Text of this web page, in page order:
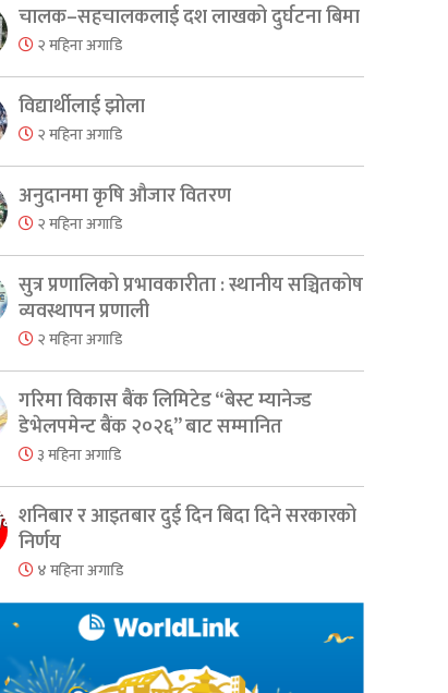
चालक–सहचालकलाई दश लाखको दुर्घटना बिमा
२ महिना अगाडि
विद्यार्थीलाई झोला
२ महिना अगाडि
अनुदानमा कृषि औजार वितरण
२ महिना अगाडि
सुत्र प्रणालिको प्रभावकारीता : स्थानीय सञ्चितकोष
व्यवस्थापन प्रणाली
२ महिना अगाडि
गरिमा विकास बैंक लिमिटेड “बेस्ट म्यानेज्ड
डेभेलपमेन्ट बैंक २०२६” बाट सम्मानित
३ महिना अगाडि
शनिबार र आइतबार दुई दिन बिदा दिने सरकारको
निर्णय
४ महिना अगाडि